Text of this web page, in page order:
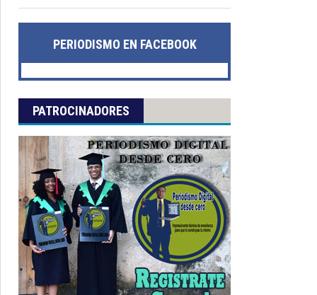
PERIODISMO EN FACEBOOK
PATROCINADORES